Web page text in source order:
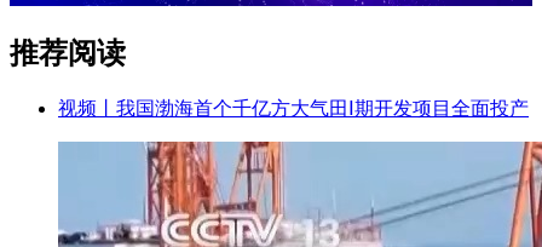
推荐阅读
视频丨我国渤海首个千亿方大气田Ⅰ期开发项目全面投产